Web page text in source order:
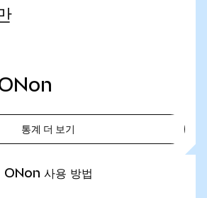
통계 더 보기
사용 방법